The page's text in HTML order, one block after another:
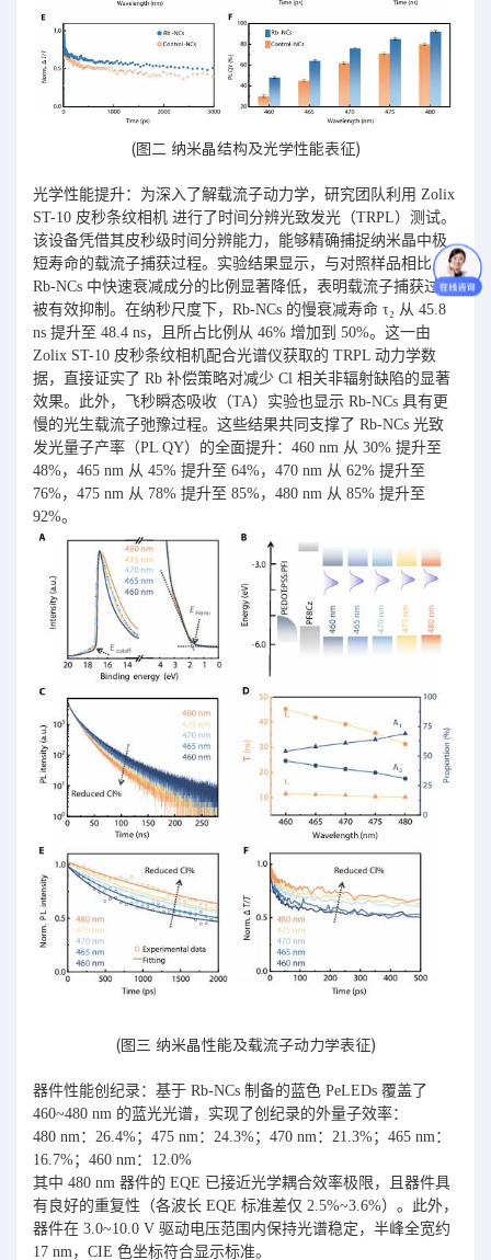
(图二 纳米晶结构及光学性能表征)
光学性能提升：为深入了解载流子动力学，研究团队利用 Zolix
ST-10 皮秒条纹相机 进行了时间分辨光致发光（TRPL）测试。
该设备凭借其皮秒级时间分辨能力，能够精确捕捉纳米晶中极
短寿命的载流子捕获过程。实验结果显示，与对照样品相比，
Rb-NCs 中快速衰减成分的比例显著降低，表明载流子捕获过程
被有效抑制。在纳秒尺度下，Rb-NCs 的慢衰减寿命 τ₂ 从 45.8
ns 提升至 48.4 ns，且所占比例从 46% 增加到 50%。这一由
Zolix ST-10 皮秒条纹相机配合光谱仪获取的 TRPL 动力学数
据，直接证实了 Rb 补偿策略对减少 Cl 相关非辐射缺陷的显著
效果。此外，飞秒瞬态吸收（TA）实验也显示 Rb-NCs 具有更
慢的光生载流子弛豫过程。这些结果共同支撑了 Rb-NCs 光致
发光量子产率（PL QY）的全面提升：460 nm 从 30% 提升至
48%，465 nm 从 45% 提升至 64%，470 nm 从 62% 提升至
76%，475 nm 从 78% 提升至 85%，480 nm 从 85% 提升至
92%。
(图三 纳米晶性能及载流子动力学表征)
器件性能创纪录：基于 Rb-NCs 制备的蓝色 PeLEDs 覆盖了
460~480 nm 的蓝光光谱，实现了创纪录的外量子效率：
480 nm：26.4%；475 nm：24.3%；470 nm：21.3%；465 nm：
16.7%；460 nm：12.0%
其中 480 nm 器件的 EQE 已接近光学耦合效率极限，且器件具
有良好的重复性（各波长 EQE 标准差仅 2.5%~3.6%）。此外，
器件在 3.0~10.0 V 驱动电压范围内保持光谱稳定，半峰全宽约
17 nm，CIE 色坐标符合显示标准。